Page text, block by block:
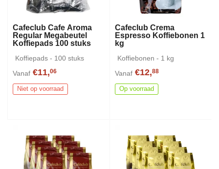
Cafeclub Cafe Aroma
Regular Megabeutel
Koffiepads 100 stuks
Koffiepads - 100 stuks
Vanaf €11,06
Niet op voorraad
Cafeclub Crema
Espresso Koffiebonen 1
kg
Koffiebonen - 1 kg
Vanaf €12,88
Op voorraad